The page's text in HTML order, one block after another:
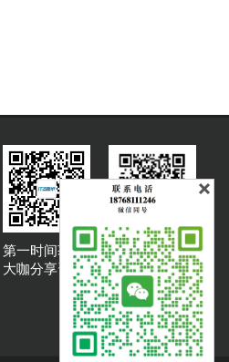
第一时间获取
大咖分享资讯
大咖说吐槽客服